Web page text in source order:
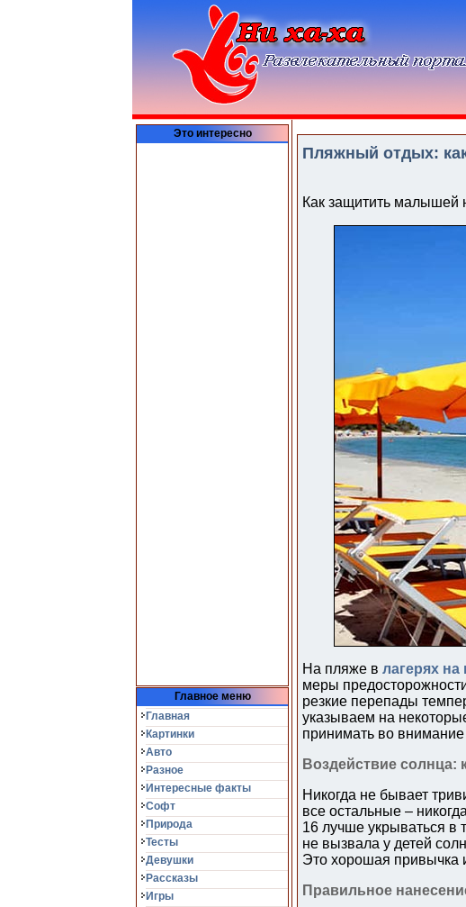
Это интересно
Главное меню
Главная
Картинки
Авто
Разное
Интересные факты
Софт
Природа
Тесты
Девушки
Рассказы
Игры
Пляжный отдых:
Как защитить малышей
На пляже в лагерях на
меры
резкие перепады
указываем на
принимать во
Воздействие солнца:
Никогда не бывает
все остальные –
16 лучше укрываться в
не вызвала у детей
Это хорошая привычка
Правильное